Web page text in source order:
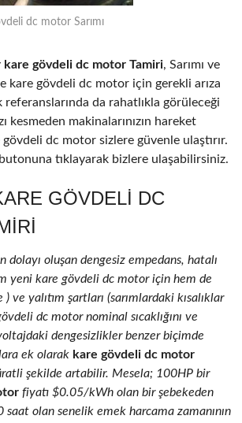
dc motor Sarımı
kare gövdeli dc motor Tamiri, Sarımı ve
kare gövdeli dc motor için gerekli arıza
da rahatlıkla görüleceği
kesmeden makinalarınızın hareket
dc motor sizlere güvenle ulaştırır.
butonuna tıklayarak bizlere ulaşabilirsiniz.
GÖVDELI DC
dolayı oluşan dengesiz empedans, hatalı
yeni kare gövdeli dc motor için hem de
ve yalıtım şartları (sarımlardaki kısalıklar
dc motor nominal sıcaklığını ve
dengesizlikler benzer biçimde
ek olarak kare gövdeli dc motor
şekilde artabilir. Mesela; 100HP bir
fiyatı $0.05/kWh olan bir şebekeden
olan senelik emek harcama zamanının